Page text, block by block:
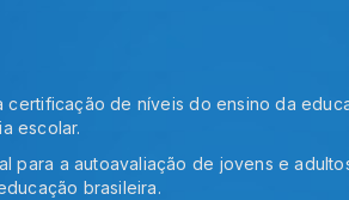
de níveis do ensino da
escolar.
para a autoavaliação de jovens e
brasileira.